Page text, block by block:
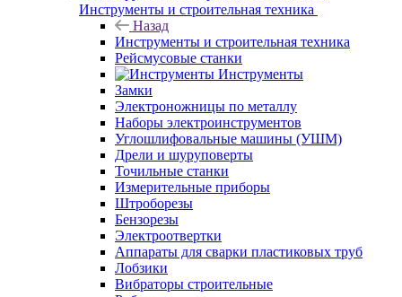
Инструменты и строительная техника
Назад
Инструменты и строительная техника
Рейсмусовые станки
Инструменты
Замки
Электроножницы по металлу
Наборы электроинструментов
Углошлифовальные машины (УШМ)
Дрели и шуруповерты
Точильные станки
Измерительные приборы
Штроборезы
Бензорезы
Электроотвертки
Аппараты для сварки пластиковых труб
Лобзики
Вибраторы строительные